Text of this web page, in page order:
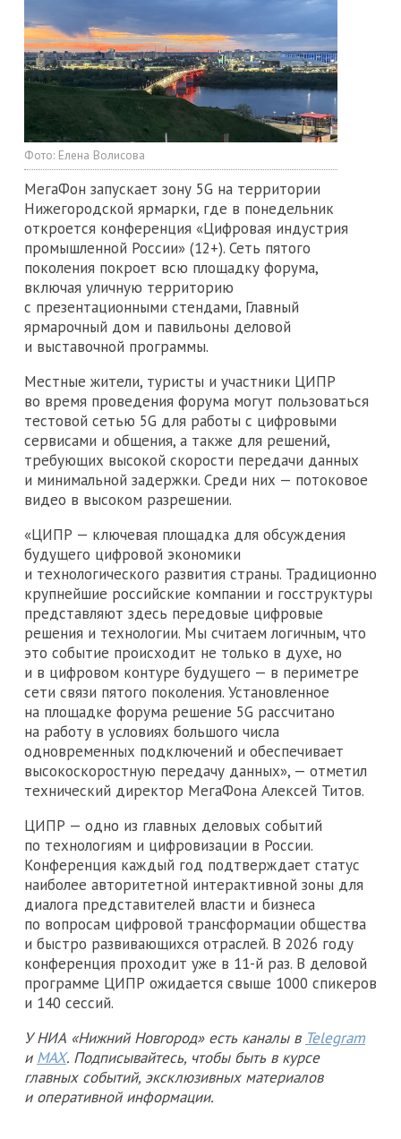
Фото: Елена Волисова
МегаФон запускает зону 5G на территории
Нижегородской ярмарки, где в понедельник
откроется конференция «Цифровая индустрия
промышленной России» (12+). Сеть пятого
поколения покроет всю площадку форума,
включая уличную территорию
с презентационными стендами, Главный
ярмарочный дом и павильоны деловой
и выставочной программы.
Местные жители, туристы и участники ЦИПР
во время проведения форума могут пользоваться
тестовой сетью 5G для работы с цифровыми
сервисами и общения, а также для решений,
требующих высокой скорости передачи данных
и минимальной задержки. Среди них — потоковое
видео в высоком разрешении.
«ЦИПР — ключевая площадка для обсуждения
будущего цифровой экономики
и технологического развития страны. Традиционно
крупнейшие российские компании и госструктуры
представляют здесь передовые цифровые
решения и технологии. Мы считаем логичным, что
это событие происходит не только в духе, но
и в цифровом контуре будущего — в периметре
сети связи пятого поколения. Установленное
на площадке форума решение 5G рассчитано
на работу в условиях большого числа
одновременных подключений и обеспечивает
высокоскоростную передачу данных», — отметил
технический директор МегаФона Алексей Титов.
ЦИПР — одно из главных деловых событий
по технологиям и цифровизации в России.
Конференция каждый год подтверждает статус
наиболее авторитетной интерактивной зоны для
диалога представителей власти и бизнеса
по вопросам цифровой трансформации общества
и быстро развивающихся отраслей. В 2026 году
конференция проходит уже в 11-й раз. В деловой
программе ЦИПР ожидается свыше 1000 спикеров
и 140 сессий.
У НИА «Нижний Новгород» есть каналы в Telegram
и MAX. Подписывайтесь, чтобы быть в курсе
главных событий, эксклюзивных материалов
и оперативной информации.